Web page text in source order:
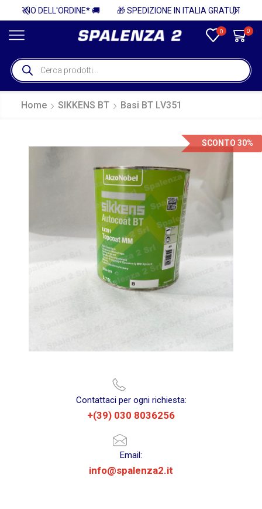
🎁 SPEDIZIONE IN ITALIA GRATUITA PER ORDINI SUPERIORI A 750€ + IVA 🎁
0 0
Home SIKKENS BT Basi BT LV351
SCONTO 30%
Contattaci per ogni richiesta:
+(39) 030 8036256
Email:
info@spalenza2.it